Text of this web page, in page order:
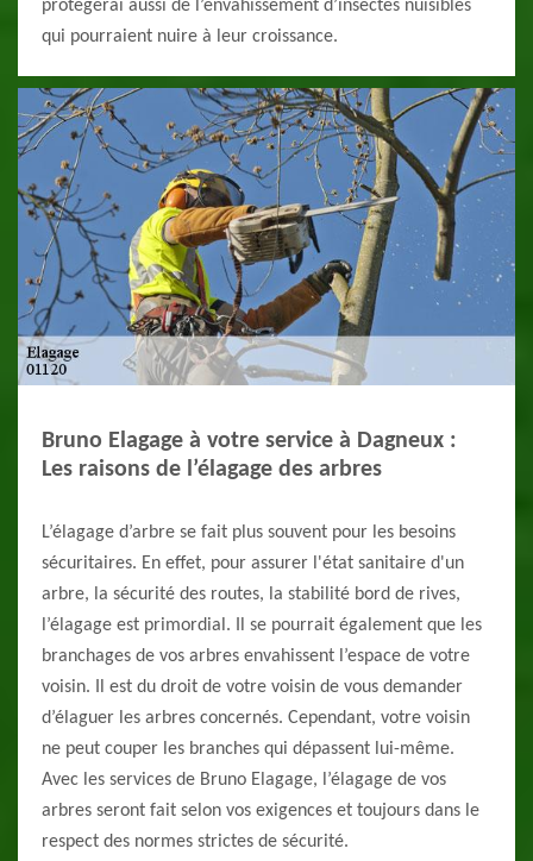
protègerai aussi de l’envahissement d’insectes nuisibles
qui pourraient nuire à leur croissance.
Bruno Elagage à votre service à Dagneux :
Les raisons de l’élagage des arbres
L’élagage d’arbre se fait plus souvent pour les besoins
sécuritaires. En effet, pour assurer l'état sanitaire d'un
arbre, la sécurité des routes, la stabilité bord de rives,
l’élagage est primordial. Il se pourrait également que les
branchages de vos arbres envahissent l’espace de votre
voisin. Il est du droit de votre voisin de vous demander
d’élaguer les arbres concernés. Cependant, votre voisin
ne peut couper les branches qui dépassent lui-même.
Avec les services de Bruno Elagage, l’élagage de vos
arbres seront fait selon vos exigences et toujours dans le
respect des normes strictes de sécurité.